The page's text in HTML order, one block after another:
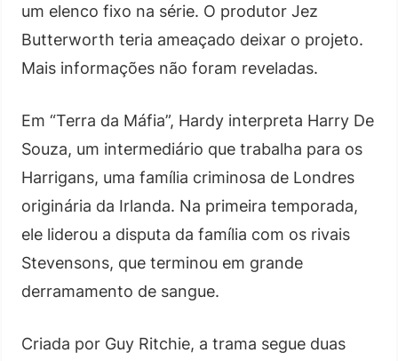
um elenco fixo na série. O produtor Jez
Butterworth teria ameaçado deixar o projeto.
Mais informações não foram reveladas.
Em “Terra da Máfia”, Hardy interpreta Harry De
Souza, um intermediário que trabalha para os
Harrigans, uma família criminosa de Londres
originária da Irlanda. Na primeira temporada,
ele liderou a disputa da família com os rivais
Stevensons, que terminou em grande
derramamento de sangue.
Criada por Guy Ritchie, a trama segue duas